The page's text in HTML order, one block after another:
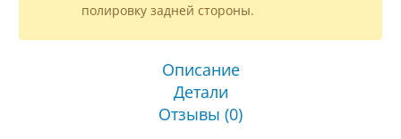
полировку задней стороны.
Описание
Детали
Отзывы (0)